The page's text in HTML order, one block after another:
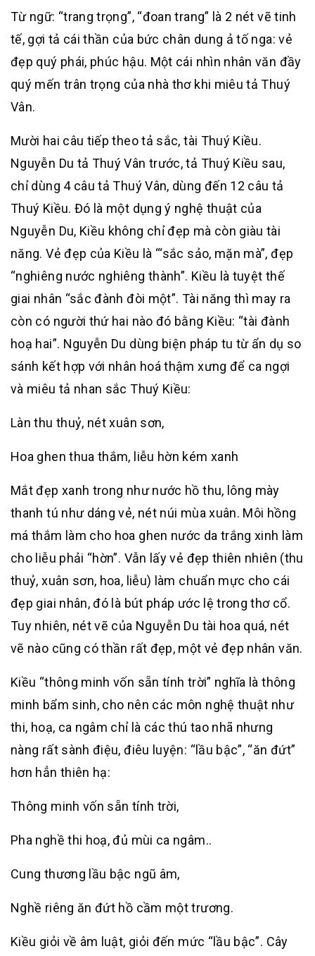
Từ ngữ: “trang trọng”, “đoan trang” là 2 nét vẽ tinh
tế, gợi tả cái thần của bức chân dung ả tố nga: vẻ
đẹp quý phái, phúc hậu. Một cái nhìn nhân văn đầy
quý mến trân trọng của nhà thơ khi miêu tả Thuý
Vân.
Mười hai câu tiếp theo tả sắc, tài Thuý Kiều.
Nguyễn Du tả Thuý Vân trước, tả Thuý Kiều sau,
chỉ dùng 4 câu tả Thuý Vân, dùng đến 12 câu tả
Thuý Kiều. Đó là một dụng ý nghệ thuật của
Nguyễn Du, Kiều không chỉ đẹp mà còn giàu tài
năng. Vẻ đẹp của Kiều là ‘“sắc sảo, mặn mà”, đẹp
“nghiêng nước nghiêng thành”. Kiều là tuyệt thế
giai nhân “sắc đành đòi một”. Tài năng thì may ra
còn có người thứ hai nào đó bằng Kiều: “tài đành
hoạ hai”. Nguyễn Du dùng biện pháp tu từ ẩn dụ so
sánh kết hợp với nhân hoá thậm xưng để ca ngợi
và miêu tả nhan sắc Thuý Kiều:
Làn thu thuỷ, nét xuân sơn,
Hoa ghen thua thắm, liễu hờn kém xanh
Mắt đẹp xanh trong như nước hồ thu, lông mày
thanh tú như dáng vẻ, nét núi mùa xuân. Môi hồng
má thắm làm cho hoa ghen nước da trắng xinh làm
cho liễu phải “hờn”. Vẫn lấy vẻ đẹp thiên nhiên (thu
thuỷ, xuân sơn, hoa, liễu) làm chuẩn mực cho cái
đẹp giai nhân, đó là bút pháp ước lệ trong thơ cổ.
Tuy nhiên, nét vẽ của Nguyễn Du tài hoa quá, nét
vẽ nào cũng có thần rất đẹp, một vẻ đẹp nhân văn.
Kiều “thông minh vốn sẵn tính trời” nghĩa là thông
minh bẩm sinh, cho nên các môn nghệ thuật như
thi, hoạ, ca ngâm chỉ là các thú tao nhã nhưng
nàng rất sành điệu, điêu luyện: “lầu bậc”, “ăn đứt”
hơn hẳn thiên hạ:
Thông minh vốn sẵn tính trời,
Pha nghề thi hoạ, đủ mùi ca ngâm..
Cung thương lầu bậc ngũ âm,
Nghề riêng ăn đứt hồ cầm một trương.
Kiều giỏi về âm luật, giỏi đến mức “lầu bậc”. Cây